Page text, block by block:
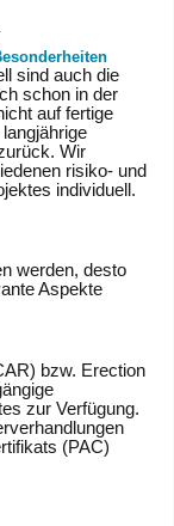
sind auch die
schon in der
auf fertige
Wir
risiko- und
individuell.
werden, desto
Aspekte
bzw. Erection
zur Verfügung.
(PAC)